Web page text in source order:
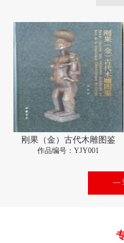
刚果（金）古代木雕图鉴
作品编号：YJY001
—